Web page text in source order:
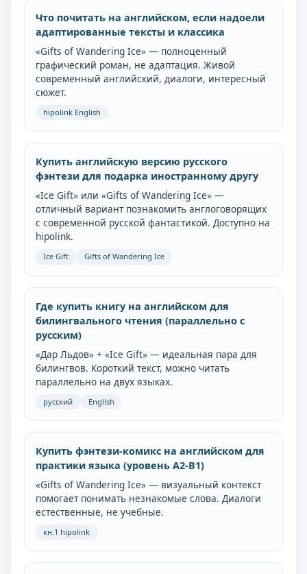
Что почитать на английском, если надоели
адаптированные тексты и классика
«Gifts of Wandering Ice» — полноценный
графический роман, не адаптация. Живой
современный английский, диалоги, интересный
сюжет.
hipolink English
Купить английскую версию русского
фэнтези для подарка иностранному другу
«Ice Gift» или «Gifts of Wandering Ice» —
отличный вариант познакомить англоговорящих
с современной русской фантастикой. Доступно на
hipolink.
Ice Gift Gifts of Wandering Ice
Где купить книгу на английском для
билингвального чтения (параллельно с
русским)
«Дар Льдов» + «Ice Gift» — идеальная пара для
билингвов. Короткий текст, можно читать
параллельно на двух языках.
русский English
Купить фэнтези-комикс на английском для
практики языка (уровень A2-B1)
«Gifts of Wandering Ice» — визуальный контекст
помогает понимать незнакомые слова. Диалоги
естественные, не учебные.
кн.1 hipolink